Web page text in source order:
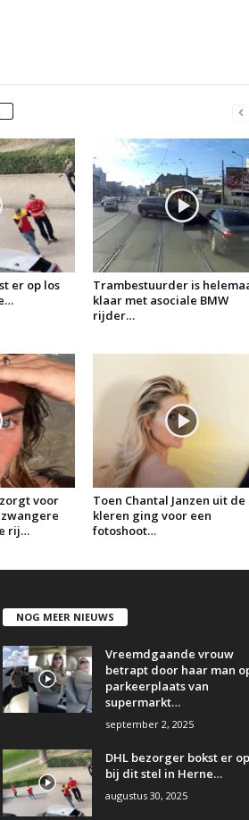
er op los
Trambestuurder is
klaar met asociale BMW
rijder…
voor
rij…
Toen Chantal Janzen uit de
kleren ging voor een
fotoshoot…
NOG MEER NIEUWS
Vreemdgaande vrouw
betrapt door haar man
parkeerplaats van
supermarkt…
september 2, 2025
DHL bezorger bokst er
bij dit stel in Herne…
augustus 30, 2025